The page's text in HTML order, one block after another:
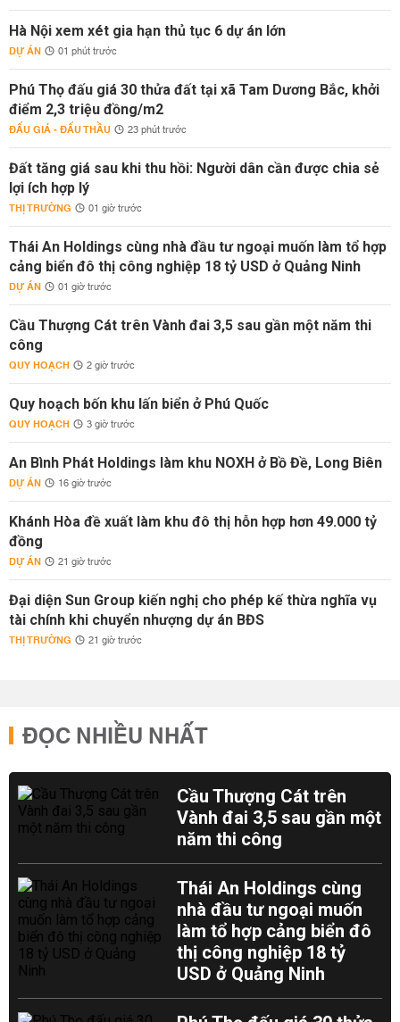
Hà Nội xem xét gia hạn thủ tục 6 dự án lớn
DỰ ÁN 01 phút trước
Phú Thọ đấu giá 30 thửa đất tại xã Tam Dương Bắc, khởi
điểm 2,3 triệu đồng/m2
ĐẤU GIÁ - ĐẤU THẦU 23 phút trước
Đất tăng giá sau khi thu hồi: Người dân cần được chia sẻ
lợi ích hợp lý
THỊ TRƯỜNG 01 giờ trước
Thái An Holdings cùng nhà đầu tư ngoại muốn làm tổ hợp
cảng biển đô thị công nghiệp 18 tỷ USD ở Quảng Ninh
DỰ ÁN 01 giờ trước
Cầu Thượng Cát trên Vành đai 3,5 sau gần một năm thi
công
QUY HOẠCH 2 giờ trước
Quy hoạch bốn khu lấn biển ở Phú Quốc
QUY HOẠCH 3 giờ trước
An Bình Phát Holdings làm khu NOXH ở Bồ Đề, Long Biên
DỰ ÁN 16 giờ trước
Khánh Hòa đề xuất làm khu đô thị hỗn hợp hơn 49.000 tỷ
đồng
DỰ ÁN 21 giờ trước
Đại diện Sun Group kiến nghị cho phép kế thừa nghĩa vụ
tài chính khi chuyển nhượng dự án BĐS
THỊ TRƯỜNG 21 giờ trước
ĐỌC NHIỀU NHẤT
Cầu Thượng Cát trên
Vành đai 3,5 sau gần một
năm thi công
Thái An Holdings cùng
nhà đầu tư ngoại muốn
làm tổ hợp cảng biển đô
thị công nghiệp 18 tỷ
USD ở Quảng Ninh